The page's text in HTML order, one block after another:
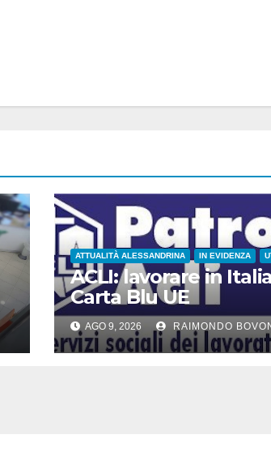
ATTUALITÀ ALESSANDRINA IN EVIDENZA
ACLI: lavorare in
Carta Blu UE
AGO 9, 2026 RAIMONDO